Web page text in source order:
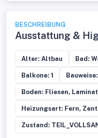
BESCHREIBUNG
Ausstattung &
Alter: Altbau Bad:
Balkone: 1
Boden: Fliesen,
Heizungsart: Fern,
Zustand: